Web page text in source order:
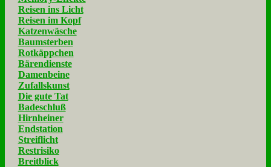
Reisen ins Licht
Reisen im Kopf
Katzenwäsche
Baumsterben
Rotkäppchen
Bärendienste
Damenbeine
Zufallskunst
Die gute Tat
Badeschluß
Hirnheiner
Endstation
Streiflicht
Restrisiko
Breitblick